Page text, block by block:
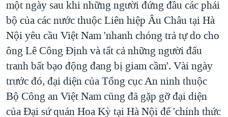
một ngày sau khi những người đứng đầu các phái
bộ của các nước thuộc Liên hiệp Âu Châu tại Hà
Nội yêu cầu Việt Nam 'nhanh chóng trả tự do cho
ông Lê Công Định và tất cả những người đấu
tranh bất bạo động đang bị giam cầm'. Vài ngày
trước đó, đại diện của Tổng cục An ninh thuộc
Bộ Công an Việt Nam cũng đã gặp gỡ đại diện
của Đại sứ quán Hoa Kỳ tại Hà Nội để 'chính thức